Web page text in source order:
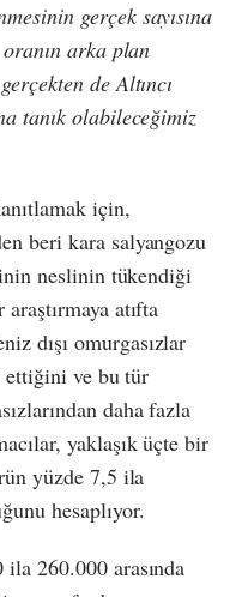
gerçek sayısına
arka plan
de Altıncı
tanık olabileceğimiz
için,
beri kara salyangozu
neslinin tükendiği
atıfta
dışı omurgasızlar
ettiğini ve bu tür
daha fazla
yaklaşık üçte bir
yüzde 7,5 ila
hesaplıyor.
260.000 arasında